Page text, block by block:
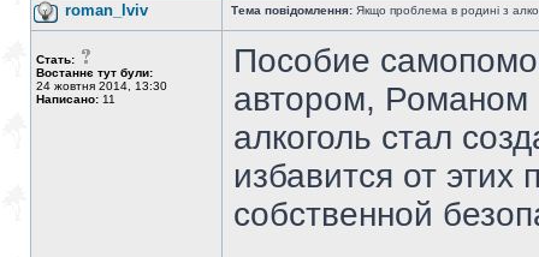
roman_lviv Тема повідомлення: Якщо проблема в родині з
Стать:
Востаннє тут були:
24 жовтня 2014, 13:30
Написано: 11
Пособие
автором, Романом
алкоголь стал
избавится от
собственной